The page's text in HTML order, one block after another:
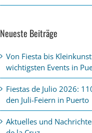
Neueste Beiträge
Von Fiesta bis
wichtigsten Events in
Fiestas de Julio 2026:
den Juli-Feiern in Puerto
Aktuelles und